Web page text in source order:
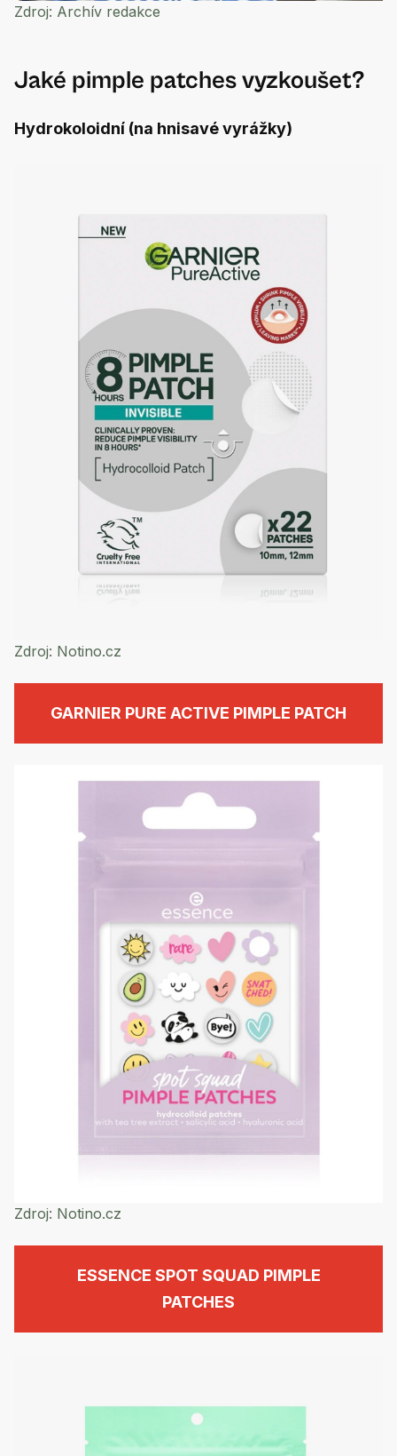
Zdroj: Archív redakce
Jaké pimple patches vyzkoušet?
Hydrokoloidní (na hnisavé vyrážky)
Zdroj: Notino.cz
GARNIER PURE ACTIVE PIMPLE PATCH
Zdroj: Notino.cz
ESSENCE SPOT SQUAD PIMPLE
PATCHES